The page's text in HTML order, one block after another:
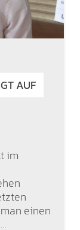
AUF
im
einen